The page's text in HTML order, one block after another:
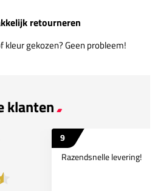
retourneren
kleur gekozen? Geen probleem!
klanten
9
Razendsnelle levering!